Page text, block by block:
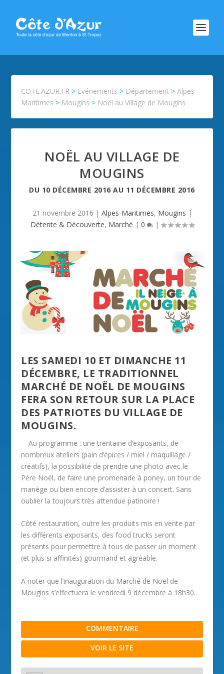
COTE.AZUR.FR > Evénements > Département >Alpes-
Maritimes > Mougins > Noël au Village de Mougins
NOËL AU VILLAGE DE
MOUGINS
DU 10 DÉCEMBRE 2016 AU 11 DÉCEMBRE 2016
21 novembre 2016 | Alpes-Maritimes, Mougins |
Détente & Découverte, Marché | 0 |
LES SAMEDI 10 ET DIMANCHE 11
DÉCEMBRE, LE TRADITIONNEL
MARCHÉ DE NOËL DE MOUGINS
FERA SON RETOUR SUR LA PLACE
DES PATRIOTES DU VILLAGE DE
MOUGINS.
Au programme : une trentaine d’exposants, de
nombreux ateliers (pain d’épices / miel / maquillage /
créatifs), la possibilité de prendre une photo avec le
Père Noël, de faire une promenade à poney, un tour de
manège ou bien encore d’assister à un concert. Sans
oublier la toujours très attendue patinoire !
Côté restauration, outre les produits mis en vente par
les différents exposants, des food trucks seront
présents pour permettre à tous de passer un moment
(et plus si affinités) gourmand et agréable.
A noter que l’inauguration du Marché de Noël de
Mougins s’effectuera le vendredi 9 décembre à 18h30.
COMMENTAIRE
VOIR LE SITE